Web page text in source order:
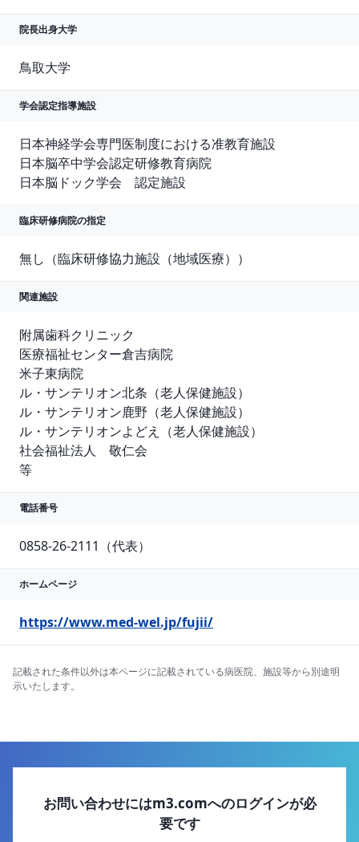
院長出身大学
鳥取大学
学会認定指導施設
日本神経学会専門医制度における准教育施設
日本脳卒中学会認定研修教育病院
日本脳ドック学会　認定施設
臨床研修病院の指定
無し（臨床研修協力施設（地域医療））
関連施設
附属歯科クリニック
医療福祉センター倉吉病院
米子東病院
ル・サンテリオン北条（老人保健施設）
ル・サンテリオン鹿野（老人保健施設）
ル・サンテリオンよどえ（老人保健施設）
社会福祉法人　敬仁会
等
電話番号
0858-26-2111（代表）
ホームページ
https://www.med-wel.jp/fujii/
記載された条件以外は本ページに記載されている病医院、施設等から別途明
示いたします。
お問い合わせにはm3.comへのログインが必
要です